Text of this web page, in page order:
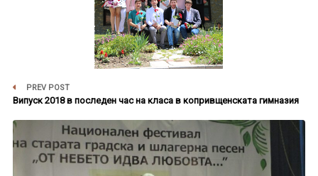
PREV POST
Випуск 2018 в последен час на класа в копривщенската гимназия